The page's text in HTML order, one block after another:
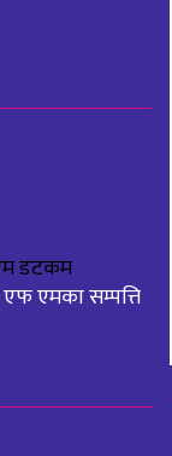
डटकम
एमका सम्पत्ति